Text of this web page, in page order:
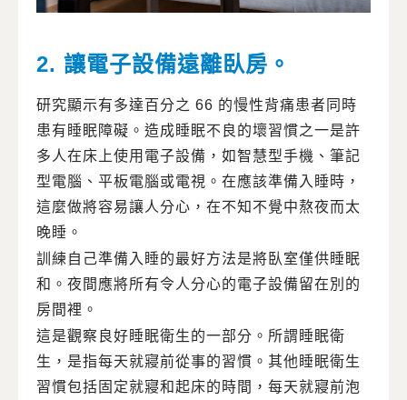
2. 讓電子設備遠離臥房。
研究顯示有多達百分之 66 的慢性背痛患者同時
患有睡眠障礙。造成睡眠不良的壞習慣之一是許
多人在床上使用電子設備，如智慧型手機、筆記
型電腦、平板電腦或電視。在應該準備入睡時，
這麼做將容易讓人分心，在不知不覺中熬夜而太
晚睡。
訓練自己準備入睡的最好方法是將臥室僅供睡眠
和。夜間應將所有令人分心的電子設備留在別的
房間裡。
這是觀察良好睡眠衛生的一部分。所謂睡眠衛
生，是指每天就寢前從事的習慣。其他睡眠衛生
習慣包括固定就寢和起床的時間，每天就寢前泡